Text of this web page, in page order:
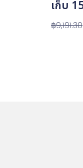
เก็บ
฿9,191.30